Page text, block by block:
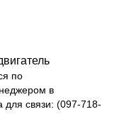
по
в
связи: (097-718-